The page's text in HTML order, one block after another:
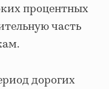
процентных
часть
дорогих